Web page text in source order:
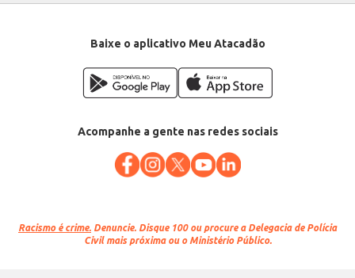
Baixe o aplicativo Meu Atacadão
Acompanhe a gente nas redes sociais
Racismo é crime. Denuncie. Disque 100 ou procure a Delegacia de Polícia
Civil mais próxima ou o Ministério Público.